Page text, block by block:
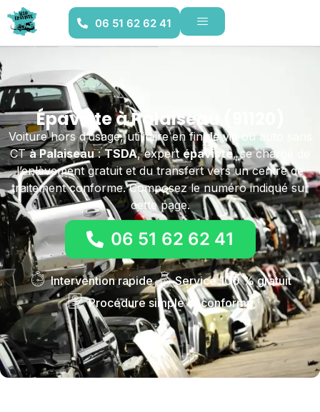
06 51 62 62 41
Épaviste à Palaiseau (91120)
Voiture hors d’usage, utilitaire en fin de vie ou auto sans
CTà Palaiseau:TSDA, expert épaviste, se charge de
l’enlèvement gratuit et du transfert vers un centre de
traitement conforme. Composez le numéro indiqué sur
cette page.
06 51 62 62 41
Intervention rapide
Service 100 % gratuit
Procédure simple et conforme